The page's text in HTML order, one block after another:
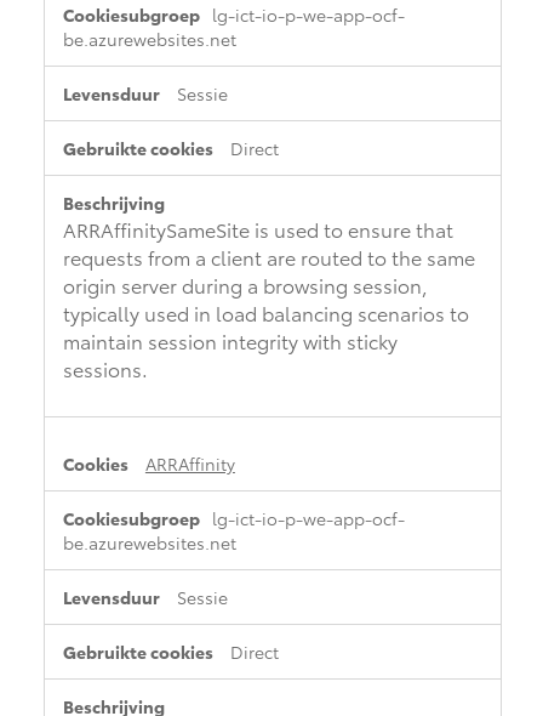
lg-ict-io-p-we-app-ocf-
be.azurewebsites.net
Sessie
Direct
ARRAffinitySameSite is used to ensure that
requests from a client are routed to the same
origin server during a browsing session,
typically used in load balancing scenarios to
maintain session integrity with sticky
sessions.
ARRAffinity
lg-ict-io-p-we-app-ocf-
be.azurewebsites.net
Sessie
Direct